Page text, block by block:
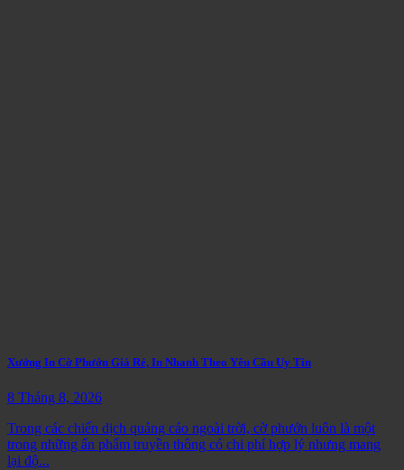
Xưởng In Cờ Phướn Giá Rẻ, In Nhanh Theo Yêu Cầu Uy Tín
8 Tháng 8, 2026
Trong các chiến dịch quảng cáo ngoài trời, cờ phướn luôn là một
trong những ấn phẩm truyền thông có chi phí hợp lý nhưng mang
lại độ...